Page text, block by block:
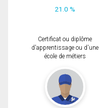
21.0 %
Certificat ou diplôme
d'apprentissage ou d'une
école de métiers